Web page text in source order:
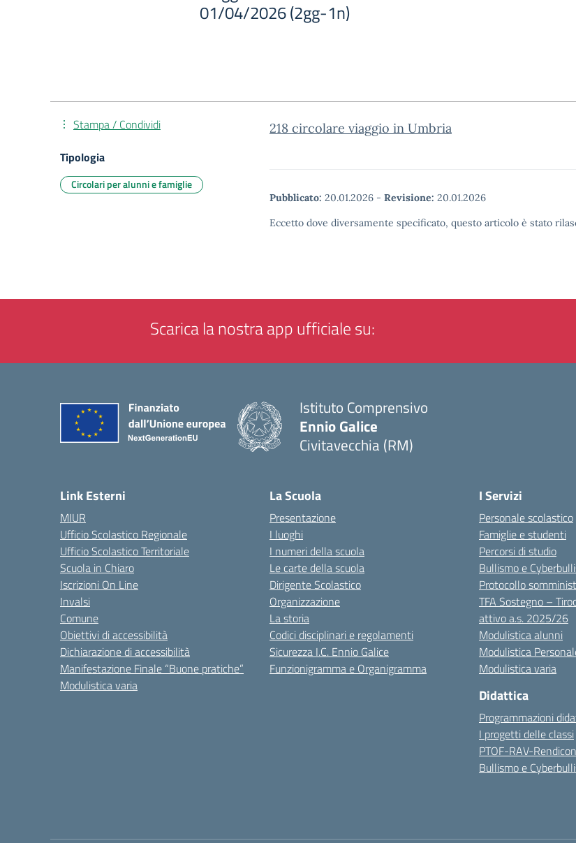
01/04/2026 (2gg-1n)
218 circolare viaggio in Umbria
Pubblicato: 20.01.2026 - Revisione: 20.01.2026
Eccetto dove diversamente specificato, questo articolo è stato
Stampa / Condividi
Tipologia
Circolari per alunni e famiglie
Scarica la nostra app ufficiale su:
Istituto Comprensivo
Ennio Galice
Civitavecchia (RM)
Link Esterni
MIUR
Ufficio Scolastico Regionale
Ufficio Scolastico Territoriale
Scuola in Chiaro
Iscrizioni On Line
Invalsi
Comune
Obiettivi di accessibilità
Dichiarazione di accessibilità
Manifestazione Finale “Buone pratiche”
Modulistica varia
La Scuola
Presentazione
I luoghi
I numeri della scuola
Le carte della scuola
Dirigente Scolastico
Organizzazione
La storia
Codici disciplinari e regolamenti
Sicurezza I.C. Ennio Galice
Funzionigramma e Organigramma
I Servizi
Personale scolastico
Famiglie e studenti
Percorsi di studio
Bullismo e
Protocollo
TFA Sostegno –
attivo a.s. 2025/26
Modulistica alunni
Modulistica
Modulistica varia
Didattica
Programmazioni
I progetti delle classi
PTOF-RAV-
Bullismo e